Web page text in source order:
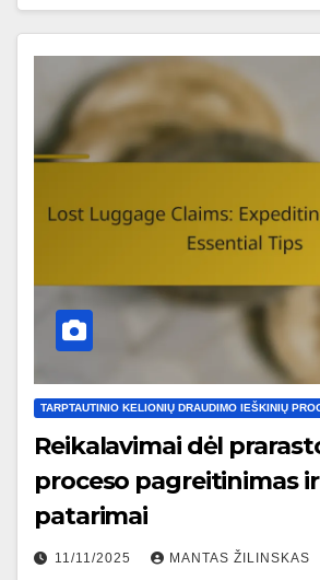
TARPTAUTINIO KELIONIŲ DRAUDIMO IEŠKINIŲ
Reikalavimai dėl
proceso pagreitinimas
patarimai
11/11/2025 MANTAS ŽILINSKAS